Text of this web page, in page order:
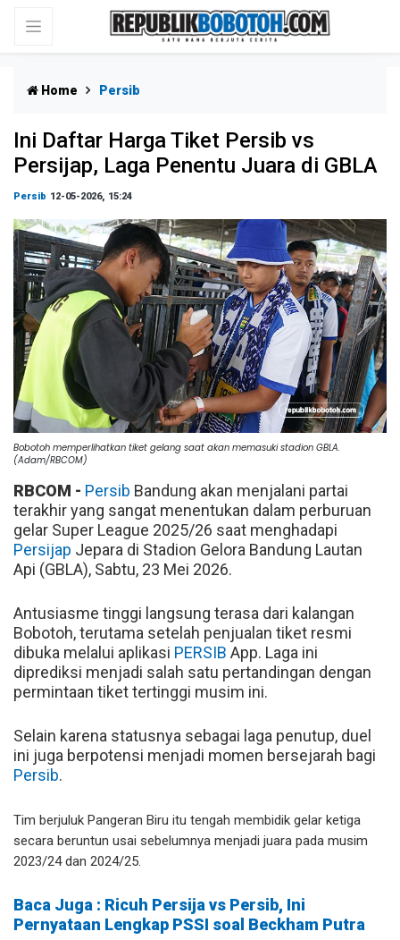
Home Persib
Ini Daftar Harga Tiket Persib vs
Persijap, Laga Penentu Juara di GBLA
Persib 12-05-2026, 15:24
Bobotoh memperlihatkan tiket gelang saat akan memasuki stadion GBLA.
(Adam/RBCOM)
RBCOM - Persib Bandung akan menjalani partai
terakhir yang sangat menentukan dalam perburuan
gelar Super League 2025/26 saat menghadapi
Persijap Jepara di Stadion Gelora Bandung Lautan
Api (GBLA), Sabtu, 23 Mei 2026.
Antusiasme tinggi langsung terasa dari kalangan
Bobotoh, terutama setelah penjualan tiket resmi
dibuka melalui aplikasi PERSIB App. Laga ini
diprediksi menjadi salah satu pertandingan dengan
permintaan tiket tertinggi musim ini.
Selain karena statusnya sebagai laga penutup, duel
ini juga berpotensi menjadi momen bersejarah bagi
Persib.
Tim berjuluk Pangeran Biru itu tengah membidik gelar ketiga
secara beruntun usai sebelumnya menjadi juara pada musim
2023/24 dan 2024/25.
Baca Juga : Ricuh Persija vs Persib, Ini
Pernyataan Lengkap PSSI soal Beckham Putra